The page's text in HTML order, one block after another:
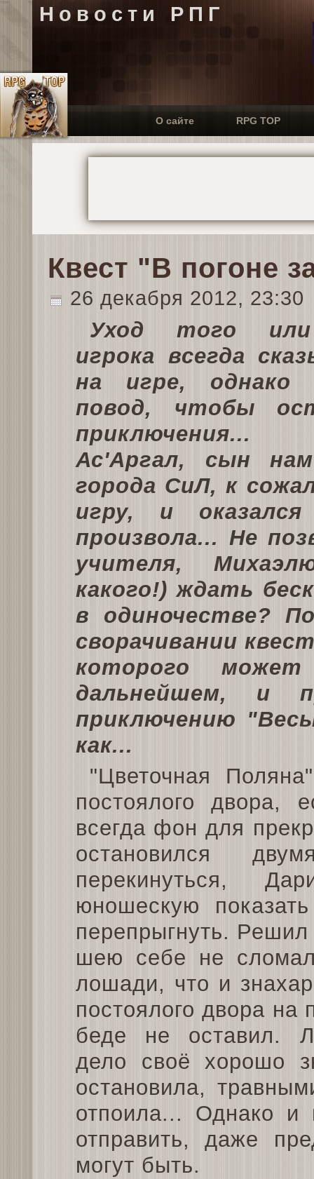
Новости РПГ
О сайте RPG TOP
Квест "В погоне
26 декабря 2012, 23:30
Уход того
игрока всегда
на игре,
повод, чтобы
приключения...
Ас'Аргал, сын
города СиЛ, к
игру, и
произвола... Не
учителя,
какого!) ждать
в одиночестве?
сворачивании
которого
дальнейшем, и
приключению
как...
"Цветочная
постоялого двора,
всегда фон для
остановился
перекинуться,
юношескую
перепрыгнуть.
шею себе не
лошади, что и
постоялого двора
беде не оставил.
дело своё хорошо
остановила,
отпоила... Однако и
отправить, даже
могут быть.